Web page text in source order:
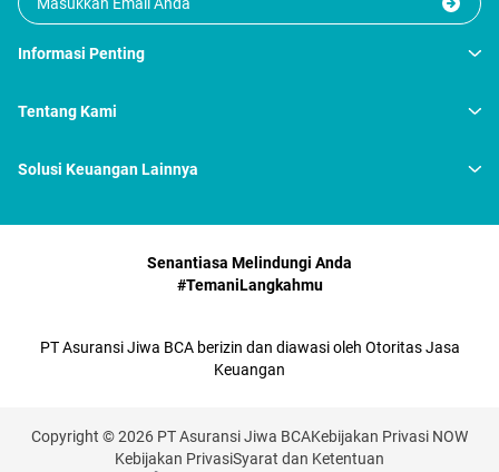
Informasi Penting
Tentang Kami
Solusi Keuangan Lainnya
Senantiasa Melindungi Anda
#TemaniLangkahmu
PT Asuransi Jiwa BCA berizin dan diawasi oleh Otoritas Jasa
Keuangan
Copyright © 2026 PT Asuransi Jiwa BCAKebijakan Privasi NOW
Kebijakan PrivasiSyarat dan Ketentuan